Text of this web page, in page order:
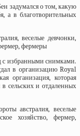
задумался о том, какую
а в благотворительных
с избранными снимками.
в организацию Royal
организация, которая
сельских и отдаленных